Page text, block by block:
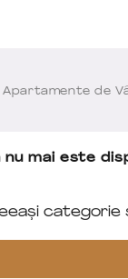
Apartamente de
mai este